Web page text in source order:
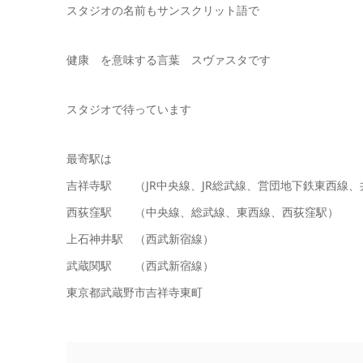
スタジオの名前もサンスクリット語で
健康 を意味する言葉 スヴァスタです
スタジオで待っています
最寄駅は
吉祥寺駅 （JR中央線、JR総武線、営団地下鉄東西線、
西荻窪駅 （中央線、総武線、東西線、西荻窪駅）
上石神井駅 （西武新宿線）
武蔵関駅 （西武新宿線）
東京都武蔵野市吉祥寺東町